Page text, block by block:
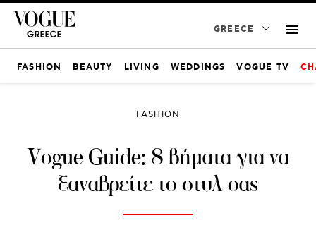
GREECE
FASHION BEAUTY LIVING WEDDINGS VOGUE TV
FASHION
Vogue Guide: 8 βήματα για να
ξαναβρείτε το στυλ σας